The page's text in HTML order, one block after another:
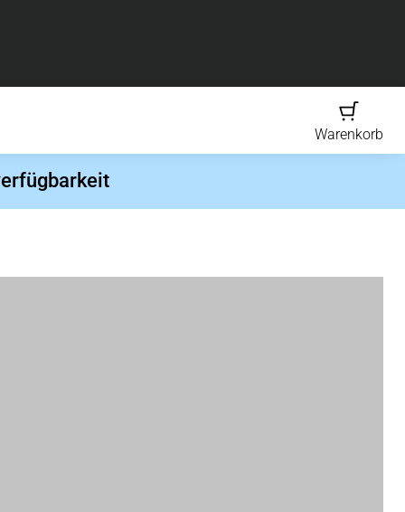
Warenkorb